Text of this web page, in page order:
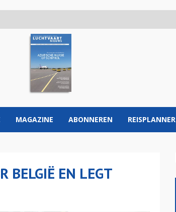
MAGAZINE ABONNEREN REISPLANNER
BELGIË EN LEGT